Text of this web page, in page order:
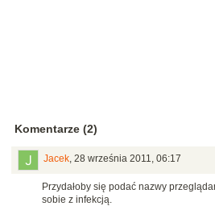
Komentarze (2)
Jacek 28 września 2011, 06:17
Przydałoby się podać nazwy
sobie z infekcją.